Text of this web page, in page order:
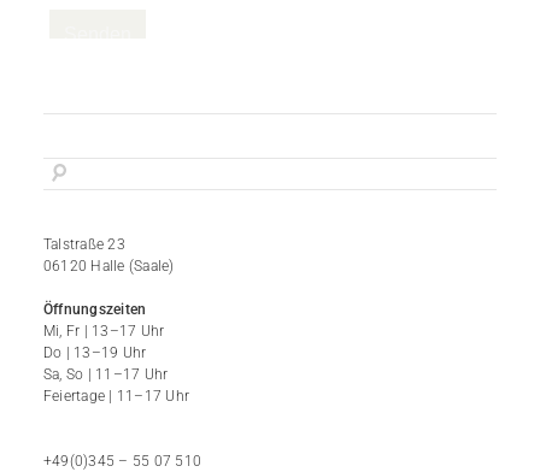
Talstraße 23
06120 Halle (Saale)
Öffnungszeiten
Mi, Fr | 13–17 Uhr
Do | 13–19 Uhr
Sa, So | 11–17 Uhr
Feiertage | 11–17 Uhr
+49(0)345 – 55 07 510